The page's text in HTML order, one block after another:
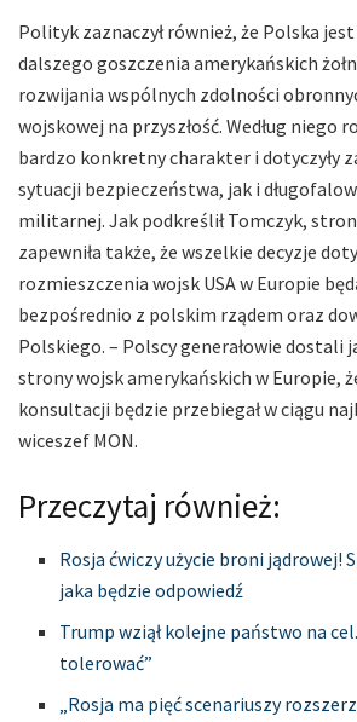
Polityk zaznaczył również, że Polska
dalszego goszczenia amerykańskich
rozwijania wspólnych zdolności
wojskowej na przyszłość. Według niego
bardzo konkretny charakter i dotyczyły
sytuacji bezpieczeństwa, jak i
militarnej. Jak podkreślił Tomczyk,
zapewniła także, że wszelkie decyzje
rozmieszczenia wojsk USA w Europie
bezpośrednio z polskim rządem oraz
Polskiego. – Polscy generałowie dostali
strony wojsk amerykańskich w Europie,
konsultacji będzie przebiegał w ciągu
wiceszef MON.
Przeczytaj również:
Rosja ćwiczy użycie broni jądrowej!
jaka będzie odpowiedź
Trump wziął kolejne państwo na
tolerować”
„Rosja ma pięć scenariuszy